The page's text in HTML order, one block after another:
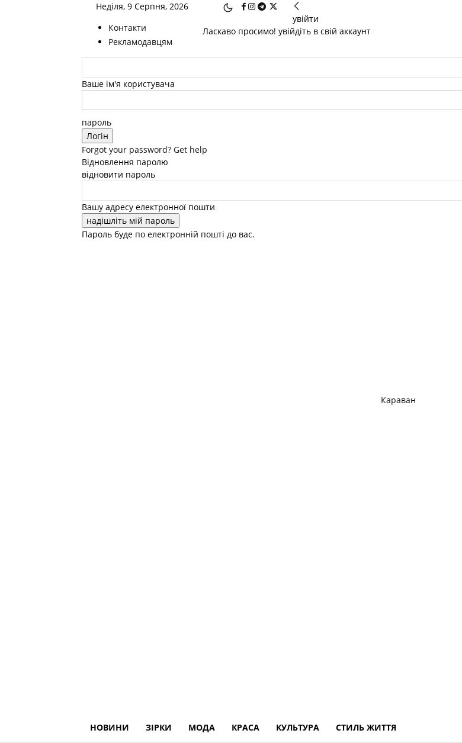
Неділя, 9 Серпня, 2026
Контакти
Рекламодавцям
увійти
Ласкаво просимо! увійдіть в свій аккаунт
Ваше ім'я користувача
пароль
Forgot your password? Get help
Відновлення паролю
відновити пароль
Вашу адресу електронної пошти
Пароль буде по електронній пошті до вас.
Караван
НОВИНИ ЗІРКИ МОДА КРАСА КУЛЬТУРА СТИЛЬ ЖИТТЯ